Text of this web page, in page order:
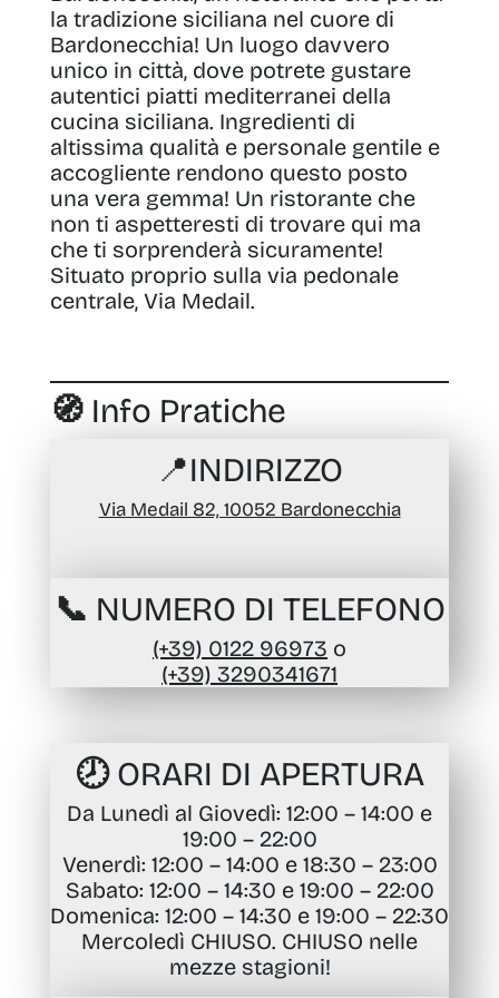
la tradizione siciliana nel cuore di
Bardonecchia! Un luogo davvero
unico in città, dove potrete gustare
autentici piatti mediterranei della
cucina siciliana. Ingredienti di
altissima qualità e personale gentile e
accoglienterendono questo posto
una vera gemma! Un ristorante che
non ti aspetteresti di trovare qui ma
che ti sorprenderà sicuramente!
Situato proprio sulla via pedonale
centrale, Via Medail.
🧭 Info Pratiche
📍INDIRIZZO
Via Medail 82, 10052 Bardonecchia
📞 NUMERO DI TELEFONO
(+39) 0122 96973 o
(+39) 3290341671
🕗 ORARI DI APERTURA
Da Lunedì al Giovedì: 12:00 – 14:00 e
19:00 – 22:00
Venerdì: 12:00 – 14:00 e 18:30 – 23:00
Sabato: 12:00 – 14:30 e 19:00 – 22:00
Domenica: 12:00 – 14:30 e 19:00 – 22:30
Mercoledì CHIUSO. CHIUSO nelle
mezze stagioni!